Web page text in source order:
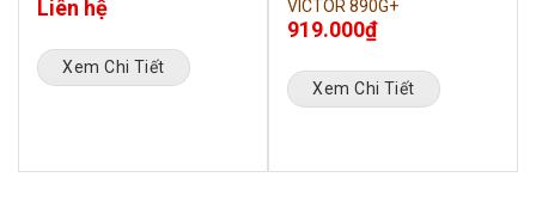
Liên hệ
Xem Chi Tiết
VICTOR 890G+
919.000₫
Xem Chi Tiết